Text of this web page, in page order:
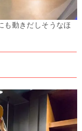
も動きだしそうなほ